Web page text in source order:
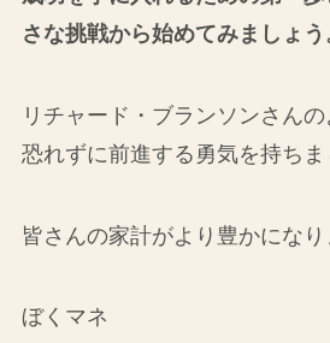
さな挑戦から始めてみましょう
リチャード・ブランソンさん
恐れずに前進する勇気を持ちま
皆さんの家計がより豊かになり
ぼくマネ